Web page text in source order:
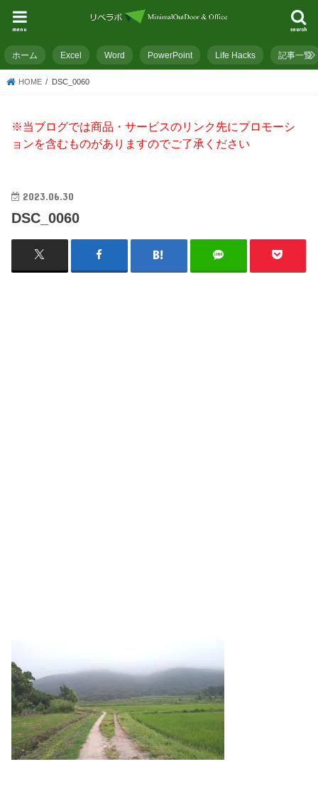
search
menu
ホーム Excel Word PowerPoint Life Hacks 記事一覧
HOME DSC_0060
※当ブログでは商品・サービスのリンク先にプロモーシ
ョンを含むものがありますのでご了承ください
2023.06.30
DSC_0060